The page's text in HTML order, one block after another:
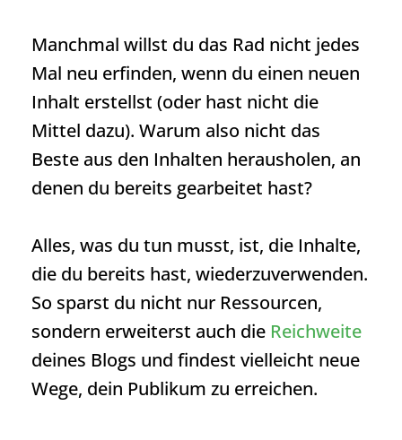
Manchmal willst du das Rad nicht jedes
Mal neu erfinden, wenn du einen neuen
Inhalt erstellst (oder hast nicht die
Mittel dazu). Warum also nicht das
Beste aus den Inhalten herausholen, an
denen du bereits gearbeitet hast?
Alles, was du tun musst, ist, die Inhalte,
die du bereits hast, wiederzuverwenden.
So sparst du nicht nur Ressourcen,
sondern erweiterst auch die Reichweite
deines Blogs und findest vielleicht neue
Wege, dein Publikum zu erreichen.